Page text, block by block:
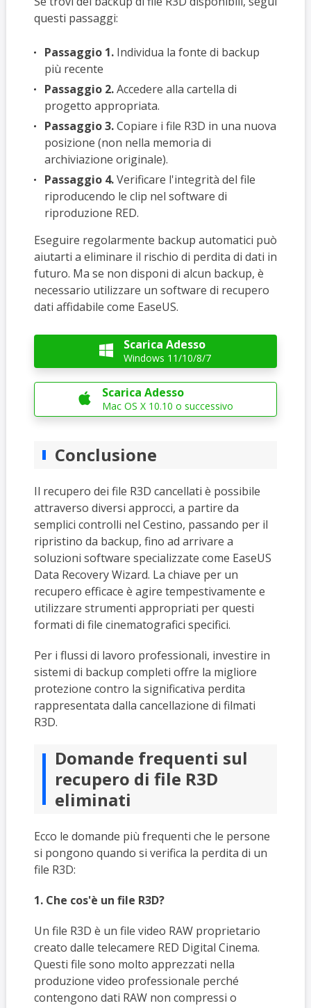
questi passaggi:
Passaggio 1.Individua la fonte di backup
più recente
Passaggio 2.Accedere alla cartella di
progetto appropriata.
Passaggio 3.Copiare i file R3D in una nuova
posizione (non nella memoria di
archiviazione originale).
Passaggio 4.Verificare l'integrità del file
riproducendo le clip nel software di
riproduzione RED.
Eseguire regolarmente backup automatici può
aiutarti a eliminare il rischio di perdita di dati in
futuro. Ma se non disponi di alcun backup, è
necessario utilizzare un software di recupero
dati affidabile come EaseUS.
 Scarica Adesso
Windows 11/10/8/7
 Scarica Adesso
Mac OS X 10.10 o successivo
Conclusione
Il recupero dei file R3D cancellati è possibile
attraverso diversi approcci, a partire da
semplici controlli nel Cestino, passando per il
ripristino da backup, fino ad arrivare a
soluzioni software specializzate come EaseUS
Data Recovery Wizard. La chiave per un
recupero efficace è agire tempestivamente e
utilizzare strumenti appropriati per questi
formati di file cinematografici specifici.
Per i flussi di lavoro professionali, investire in
sistemi di backup completi offre la migliore
protezione contro la significativa perdita
rappresentata dalla cancellazione di filmati
R3D.
Domande frequenti sul
recupero di file R3D
eliminati
Ecco le domande più frequenti che le persone
si pongono quando si verifica la perdita di un
file R3D:
1. Che cos'è un file R3D?
Un file R3D è un file video RAW proprietario
creato dalle telecamere RED Digital Cinema.
Questi file sono molto apprezzati nella
produzione video professionale perché
contengono dati RAW non compressi o